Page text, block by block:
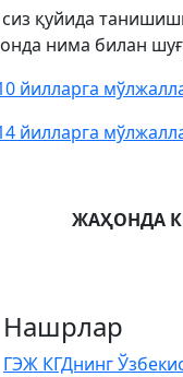
қуйида
нима билан
йилларга
йилларга
ЖАҲОНДА
Нашрлар
ГЭЖ КГДнинг